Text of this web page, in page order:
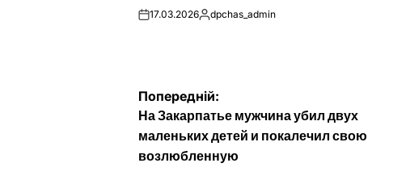
on17.03.2026Опубліковано
dpchas_admin
Навігація
записів
Попередній:
На Закарпатье мужчина убил двух
маленьких детей и покалечил свою
возлюбленную